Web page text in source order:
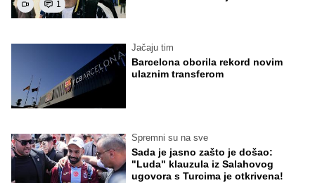
1
Jačaju tim
Barcelona oborila rekord novim
ulaznim transferom
Spremni su na sve
Sada je jasno zašto je došao:
"Luda" klauzula iz Salahovog
ugovora s Turcima je otkrivena!